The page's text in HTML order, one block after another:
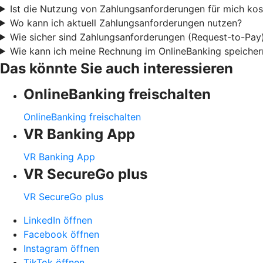
Ist die Nutzung von Zahlungsanforderungen für mich
Wo kann ich aktuell Zahlungsanforderungen nutzen?
Wie sicher sind Zahlungsanforderungen (Request-to-
Wie kann ich meine Rechnung im OnlineBanking
Das könnte Sie auch interessieren
OnlineBanking freischalten
OnlineBanking freischalten
VR Banking App
VR Banking App
VR SecureGo plus
VR SecureGo plus
LinkedIn öffnen
Facebook öffnen
Instagram öffnen